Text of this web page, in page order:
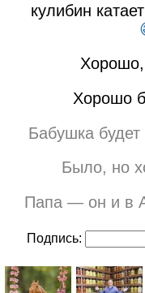
кулибин
Хорошо
Бабушка будет
Было, но
Папа — он и в
Подпись: